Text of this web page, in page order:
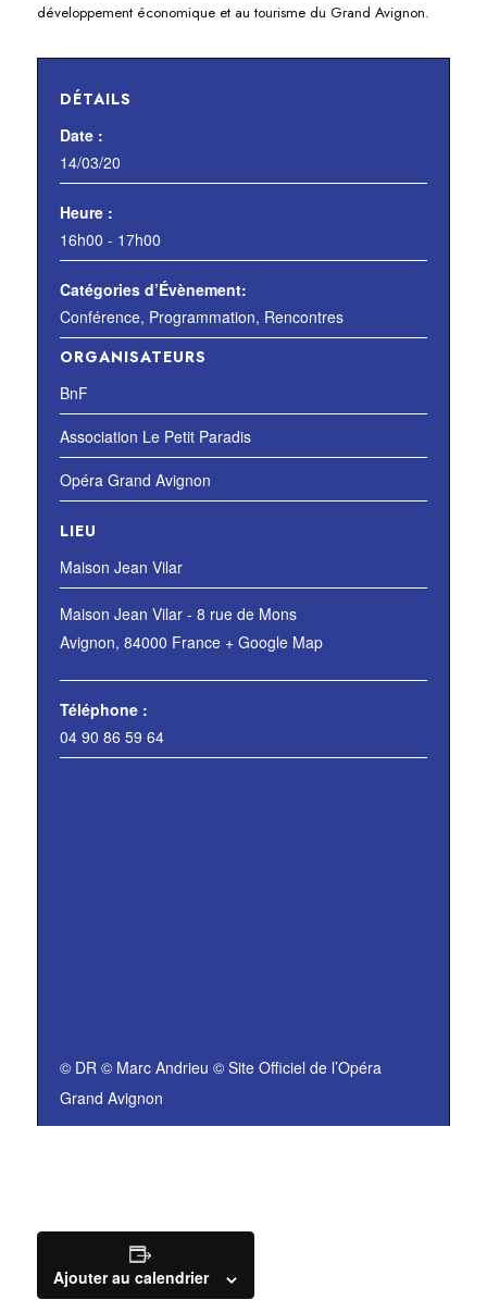
développement économique et au tourisme du Grand Avignon.
DÉTAILS
Date :
14/03/20
Heure :
16h00 - 17h00
Catégories d’Évènement:
Conférence, Programmation, Rencontres
ORGANISATEURS
BnF
Association Le Petit Paradis
Opéra Grand Avignon
LIEU
Maison Jean Vilar
Maison Jean Vilar - 8 rue de Mons
Avignon, 84000 France + Google Map
Téléphone :
04 90 86 59 64
© DR © Marc Andrieu © Site Officiel de l’Opéra
Grand Avignon
Ajouter au calendrier